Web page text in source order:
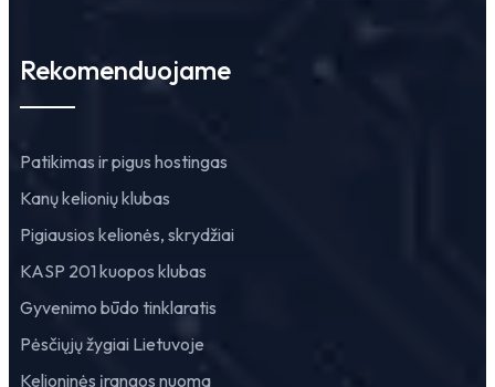
Rekomenduojame
Patikimas ir pigus hostingas
Kanų kelionių klubas
Pigiausios kelionės, skrydžiai
KASP 201 kuopos klubas
Gyvenimo būdo tinklaratis
Pėsčiųjų žygiai Lietuvoje
Kelioninės įrangos nuoma